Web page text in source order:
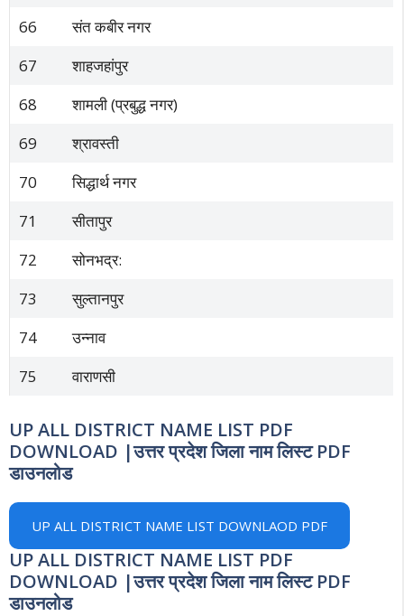
66
संत कबीर नगर
67
शाहजहांपुर
68
शामली (प्रबुद्ध नगर)
69
श्रावस्ती
70
सिद्धार्थ नगर
71
सीतापुर
72
सोनभद्र:
73
सुल्तानपुर
74
उन्नाव
75
वाराणसी
UP ALL DISTRICT NAME LIST PDF
DOWNLOAD |उत्तर प्रदेश जिला नाम लिस्ट PDF
डाउनलोड
UP ALL DISTRICT NAME LIST DOWNLAOD PDF
UP ALL DISTRICT NAME LIST PDF
DOWNLOAD |उत्तर प्रदेश जिला नाम लिस्ट PDF
डाउनलोड